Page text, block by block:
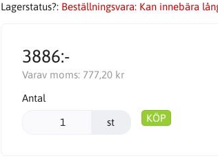
Lagerstatus?: Beställningsvara: Kan innebära
3886:-
Varav moms: 777,20 kr
Antal
st KÖP